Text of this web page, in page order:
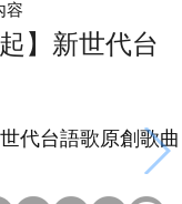
容
】新世代台